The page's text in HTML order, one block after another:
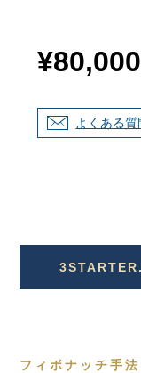
¥80,000
よくある
フィボナッチ手